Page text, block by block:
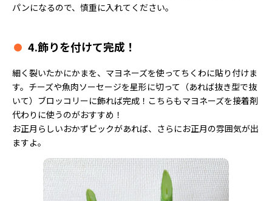
パンになるので、慎重に入れてください。
4.飾りを付けて完成！
細く裂いたかにかまを、マヨネーズを使ってちくわに貼り付けま
す。チーズや魚肉ソーセージを星形に切って（あれば抜き型で抜
いて）ブロッコリーに飾れば完成！こちらもマヨネーズを接着剤
代わりに使うのがおすすめ！
お正月らしいおかずピックがあれば、さらにお正月の雰囲気が出
ますよ。